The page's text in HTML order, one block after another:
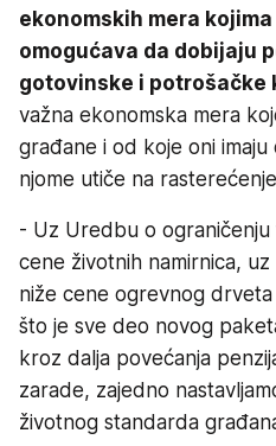
ekonomskih mera
omogućava da dobijaju
gotovinske i potrošačke
važna ekonomska mera
građane i od koje oni
njome utiče na
- Uz Uredbu o ograničenju
cene životnih namirnica,
niže cene ogrevnog
što je sve deo novog
kroz dalja povećanja
zarade, zajedno
životnog standarda